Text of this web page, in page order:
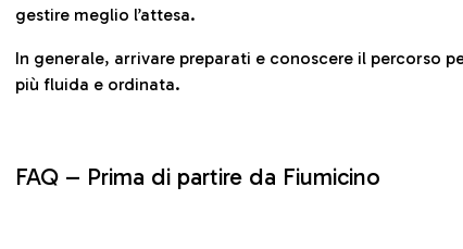
gestire meglio l’attesa.
In generale, arrivare preparati e conoscere il percorso
più fluida e ordinata.
FAQ – Prima di partire da Fiumicino